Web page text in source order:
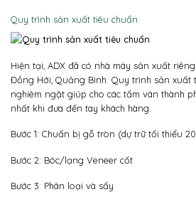
Quy trình sản xuất tiêu chuẩn
Hiện tại, ADX đã có nhà máy sản xuất
Đồng Hới, Quảng Bình. Quy trình sản xuất
nghiêm ngặt giúp cho các tấm ván thành
nhất khi đưa đến tay khách hàng.
Bước 1: Chuẩn bị gỗ tròn (dự trữ tối thiểu
Bước 2: Bóc/lạng Veneer cốt
Bước 3: Phân loại và sấy